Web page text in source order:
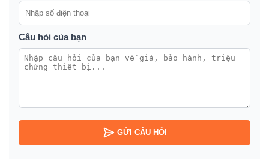
Câu hỏi của bạn
GỬI CÂU HỎI